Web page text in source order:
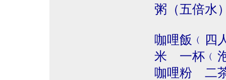
粥（五倍水
咖哩飯﹙四
米 一杯﹙
咖哩粉 二